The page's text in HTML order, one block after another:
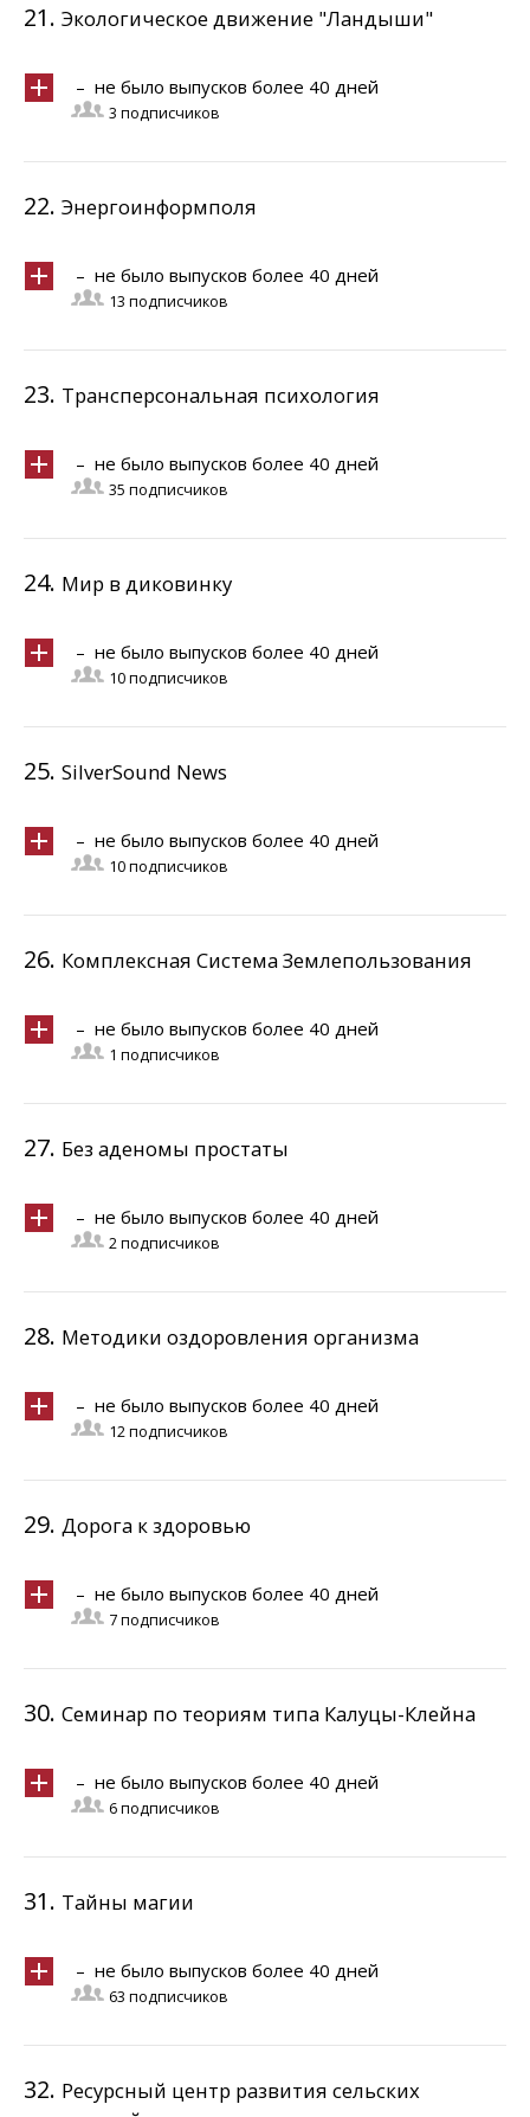
21. Экологическое движение "Ландыши"
– не было выпусков более 40 дней
3 подписчиков
22. Энергоинформполя
– не было выпусков более 40 дней
13 подписчиков
23. Трансперсональная психология
– не было выпусков более 40 дней
35 подписчиков
24. Мир в диковинку
– не было выпусков более 40 дней
10 подписчиков
25. SilverSound News
– не было выпусков более 40 дней
10 подписчиков
26. Комплексная Система Землепользования
– не было выпусков более 40 дней
1 подписчиков
27. Без аденомы простаты
– не было выпусков более 40 дней
2 подписчиков
28. Методики оздоровления организма
– не было выпусков более 40 дней
12 подписчиков
29. Дорога к здоровью
– не было выпусков более 40 дней
7 подписчиков
30. Семинар по теориям типа Калуцы-Клейна
– не было выпусков более 40 дней
6 подписчиков
31. Тайны магии
– не было выпусков более 40 дней
63 подписчиков
32. Ресурсный центр развития сельских